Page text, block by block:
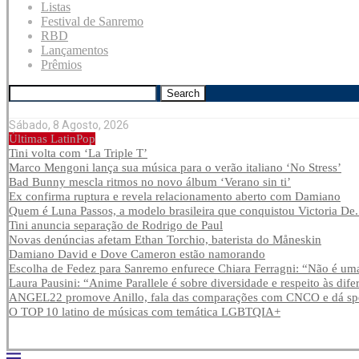
Listas
Festival de Sanremo
RBD
Lançamentos
Prêmios
Search
Sábado, 8 Agosto, 2026
Últimas LatinPop
Tini volta com ‘La Triple T’
Marco Mengoni lança sua música para o verão italiano ‘No Stress’
Bad Bunny mescla ritmos no novo álbum ‘Verano sin ti’
Ex confirma ruptura e revela relacionamento aberto com Damiano
Quem é Luna Passos, a modelo brasileira que conquistou Victoria
Tini anuncia separação de Rodrigo de Paul
Novas denúncias afetam Ethan Torchio, baterista do Måneskin
Damiano David e Dove Cameron estão namorando
Escolha de Fedez para Sanremo enfurece Chiara Ferragni: “Não é
Laura Pausini: “Anime Parallele é sobre diversidade e respeito às
ANGEL22 promove Anillo, fala das comparações com CNCO e dá
O TOP 10 latino de músicas com temática LGBTQIA+